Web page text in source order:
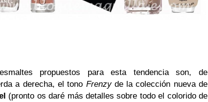
propuestos para esta tendencia son, de
a derecha, el tono Frenzyde la colección nueva de
(pronto os daré más detalles sobre todo el colorido de